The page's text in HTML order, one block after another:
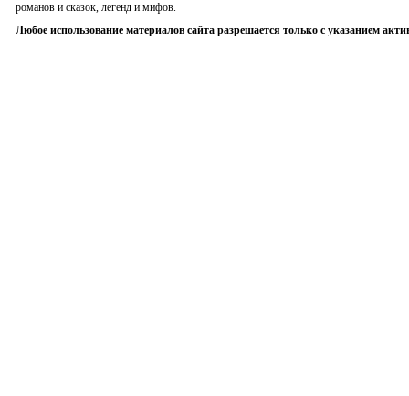
романов и сказок, легенд и мифов.
Любое использование материалов сайта разрешается только с указанием